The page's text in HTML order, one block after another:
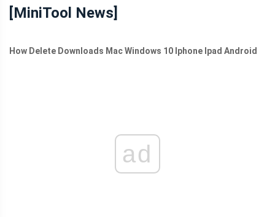
[MiniTool News]
How Delete Downloads Mac Windows 10 Iphone Ipad Android
ad